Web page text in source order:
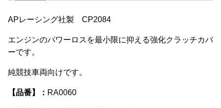
APレーシング社製 CP2084
エンジンのパワーロスを最小限に抑える強化クラッチカバ
ーです。
純競技車両向けです。
【品番】： RA0060